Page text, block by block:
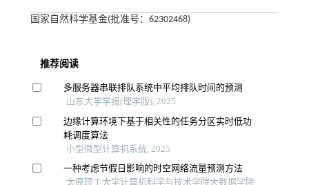
国家自然科学基金(批准号：62302468)